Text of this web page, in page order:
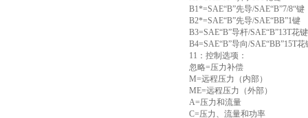
B1*=SAE“B”先导/SAE“B”7/8“键
B2*=SAE“B”先导/SAE“BB”1键
B3=SAE“B”导杆/SAE“B”13T花键
B4=SAE“B”导向/SAE“BB”15T花
11：控制选项：
忽略=压力补偿
M=远程压力（内部）
ME=远程压力（外部）
A=压力和流量
C=压力、流量和功率